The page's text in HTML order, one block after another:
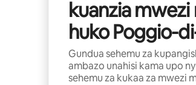
kuanzia
huko Poggio-
Gundua sehemu za
ambazo unahisi kama upo
sehemu za kukaa za mwezi